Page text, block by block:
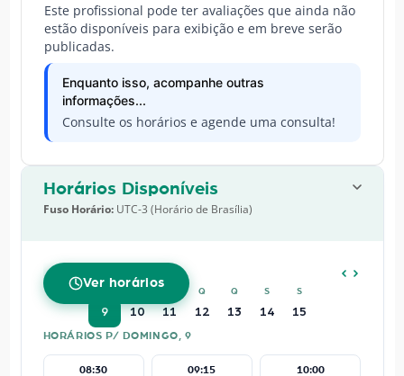
Este profissional pode ter avaliações que ainda não
estão disponíveis para exibição e em breve serão
publicadas.
Enquanto isso, acompanhe outras
informações...
Consulte os horários e agende uma consulta!
Horários Disponíveis
Fuso Horário:UTC-3 (Horário de Brasília)
Ver horários
AGOSTO 2026
Q Q S S
9 10 11 12 13 14 15
HORÁRIOS P/ DOMINGO, 9
08:30 09:15 10:00